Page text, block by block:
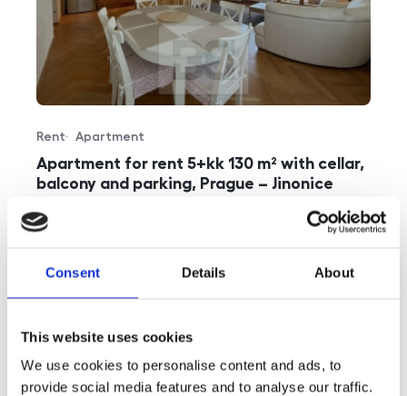
Consent Details About
This website uses cookies
We use cookies to personalise content and ads, to
provide social media features and to analyse our traffic.
Apartment for rent 5+kk 130 m² with cellar,
balcony and parking, Prague – Jinonice
Offer type
Rent
Property type
Apartment
rozměry
disposition
5+kk